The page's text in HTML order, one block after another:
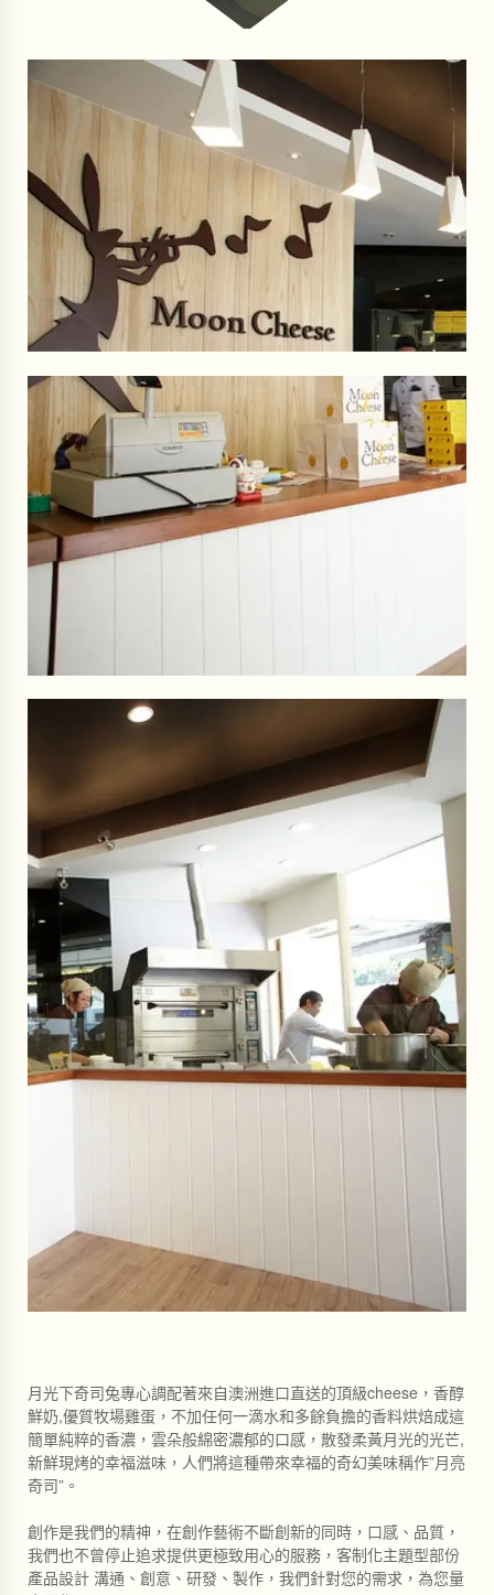
$
0
。
T
$
6
0
。
月光下奇司兔專心調配著來自澳洲進口直送的頂級cheese，香醇
鮮奶,優質牧場雞蛋，不加任何一滴水和多餘負擔的香料烘焙成這
簡單純粹的香濃，雲朵般綿密濃郁的口感，散發柔黃月光的光芒,
新鮮現烤的幸福滋味，人們將這種帶來幸福的奇幻美味稱作”月亮
奇司”。
創作是我們的精神，在創作藝術不斷創新的同時，口感、品質，
我們也不曾停止追求提供更極致用心的服務，客制化主題型部份
產品設計 溝通、創意、研發、製作，我們針對您的需求，為您量